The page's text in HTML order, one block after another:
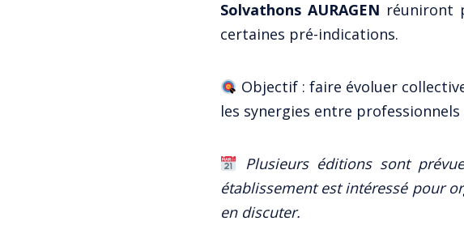
Solvathons AURAGEN réuniront
certaines pré-indications.
Objectif : faire évoluer
les synergies entre
Plusieurs éditions sont
établissement est intéressé pour
en discuter.